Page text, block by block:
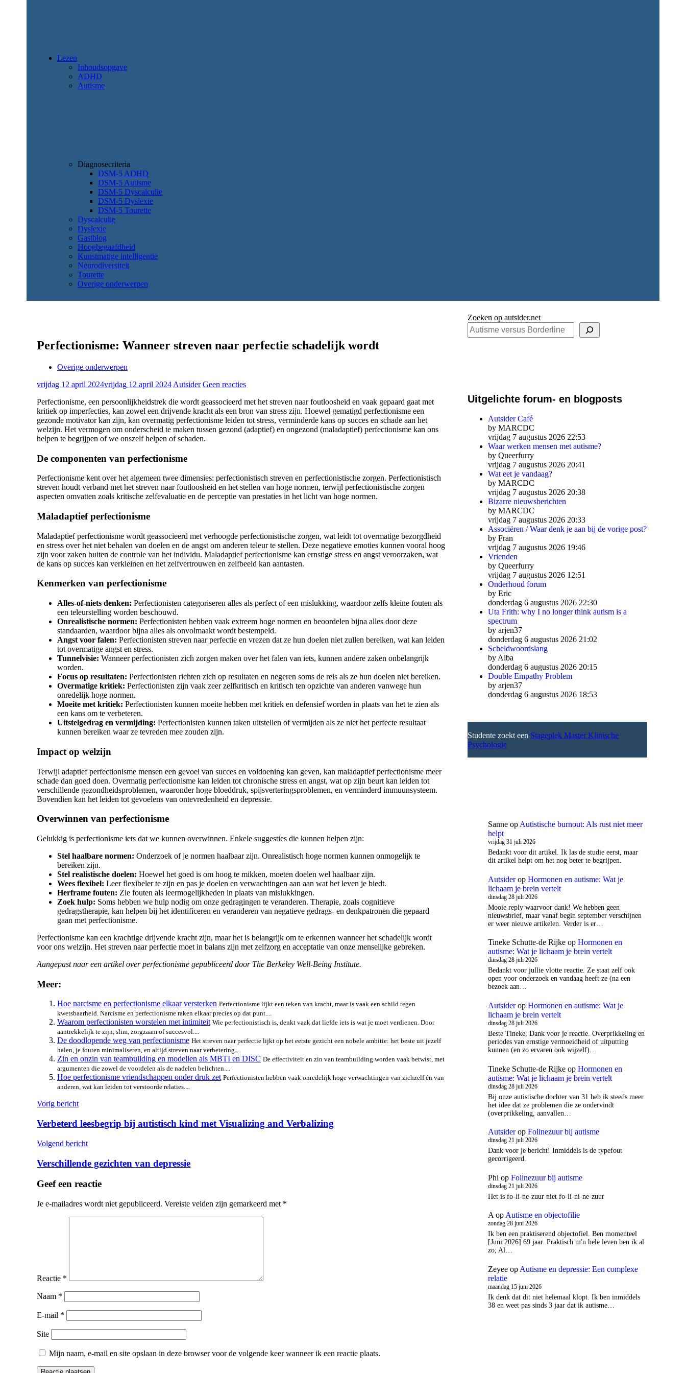
Lezen
Inhoudsopgave
ADHD
Autisme
Diagnosecriteria
DSM-5 ADHD
DSM-5 Autisme
DSM-5 Dyscalculie
DSM-5 Dyslexie
DSM-5 Tourette
Dyscalculie
Dyslexie
Gastblog
Hoogbegaafdheid
Kunstmatige intelligentie
Neurodiversiteit
Tourette
Overige onderwerpen
Perfectionisme: Wanneer streven naar perfectie schadelijk wordt
Overige onderwerpen
vrijdag 12 april 2024vrijdag 12 april 2024 Autsider Geen reacties
Perfectionisme, een persoonlijkheidstrek die wordt geassocieerd met het streven naar foutloosheid en vaak gepaard gaat met
kritiek op imperfecties, kan zowel een drijvende kracht als een bron van stress zijn. Hoewel gematigd perfectionisme een
gezonde motivator kan zijn, kan overmatig perfectionisme leiden tot stress, verminderde kans op succes en schade aan het
welzijn. Het vermogen om onderscheid te maken tussen gezond (adaptief) en ongezond (maladaptief) perfectionisme kan ons
helpen te begrijpen of we onszelf helpen of schaden.
De componenten van perfectionisme
Perfectionisme kent over het algemeen twee dimensies: perfectionistisch streven en perfectionistische zorgen. Perfectionistisch
streven houdt verband met het streven naar foutloosheid en het stellen van hoge normen, terwijl perfectionistische zorgen
aspecten omvatten zoals kritische zelfevaluatie en de perceptie van prestaties in het licht van hoge normen.
Maladaptief perfectionisme
Maladaptief perfectionisme wordt geassocieerd met verhoogde perfectionistische zorgen, wat leidt tot overmatige bezorgdheid
en stress over het niet behalen van doelen en de angst om anderen teleur te stellen. Deze negatieve emoties kunnen vooral hoog
zijn voor zaken buiten de controle van het individu. Maladaptief perfectionisme kan ernstige stress en angst veroorzaken, wat
de kans op succes kan verkleinen en het zelfvertrouwen en zelfbeeld kan aantasten.
Kenmerken van perfectionisme
Alles-of-niets denken: Perfectionisten categoriseren alles als perfect of een mislukking, waardoor zelfs kleine fouten als
een teleurstelling worden beschouwd.
Onrealistische normen: Perfectionisten hebben vaak extreem hoge normen en beoordelen bijna alles door deze
standaarden, waardoor bijna alles als onvolmaakt wordt bestempeld.
Angst voor falen: Perfectionisten streven naar perfectie en vrezen dat ze hun doelen niet zullen bereiken, wat kan leiden
tot overmatige angst en stress.
Tunnelvisie: Wanneer perfectionisten zich zorgen maken over het falen van iets, kunnen andere zaken onbelangrijk
worden.
Focus op resultaten: Perfectionisten richten zich op resultaten en negeren soms de reis als ze hun doelen niet bereiken.
Overmatige kritiek: Perfectionisten zijn vaak zeer zelfkritisch en kritisch ten opzichte van anderen vanwege hun
onredelijk hoge normen.
Moeite met kritiek: Perfectionisten kunnen moeite hebben met kritiek en defensief worden in plaats van het te zien als
een kans om te verbeteren.
Uitstelgedrag en vermijding: Perfectionisten kunnen taken uitstellen of vermijden als ze niet het perfecte resultaat
kunnen bereiken waar ze tevreden mee zouden zijn.
Impact op welzijn
Terwijl adaptief perfectionisme mensen een gevoel van succes en voldoening kan geven, kan maladaptief perfectionisme meer
schade dan goed doen. Overmatig perfectionisme kan leiden tot chronische stress en angst, wat op zijn beurt kan leiden tot
verschillende gezondheidsproblemen, waaronder hoge bloeddruk, spijsverteringsproblemen, en verminderd immuunsysteem.
Bovendien kan het leiden tot gevoelens van ontevredenheid en depressie.
Overwinnen van perfectionisme
Gelukkig is perfectionisme iets dat we kunnen overwinnen. Enkele suggesties die kunnen helpen zijn:
Stel haalbare normen: Onderzoek of je normen haalbaar zijn. Onrealistisch hoge normen kunnen onmogelijk te
bereiken zijn.
Stel realistische doelen: Hoewel het goed is om hoog te mikken, moeten doelen wel haalbaar zijn.
Wees flexibel: Leer flexibeler te zijn en pas je doelen en verwachtingen aan aan wat het leven je biedt.
Herframe fouten: Zie fouten als leermogelijkheden in plaats van mislukkingen.
Zoek hulp: Soms hebben we hulp nodig om onze gedragingen te veranderen. Therapie, zoals cognitieve
gedragstherapie, kan helpen bij het identificeren en veranderen van negatieve gedrags- en denkpatronen die gepaard
gaan met perfectionisme.
Perfectionisme kan een krachtige drijvende kracht zijn, maar het is belangrijk om te erkennen wanneer het schadelijk wordt
voor ons welzijn. Het streven naar perfectie moet in balans zijn met zelfzorg en acceptatie van onze menselijke gebreken.
Aangepast naar een artikel over perfectionisme gepubliceerd door The Berkeley Well-Being Institute.
Meer:
Hoe narcisme en perfectionisme elkaar versterken Perfectionisme lijkt een teken van kracht, maar is vaak een schild tegen
kwetsbaarheid. Narcisme en perfectionisme raken elkaar precies op dat punt....
Waarom perfectionisten worstelen met intimiteit Wie perfectionistisch is, denkt vaak dat liefde iets is wat je moet verdienen. Door
aantrekkelijk te zijn, slim, zorgzaam of succesvol....
De doodlopende weg van perfectionisme Het streven naar perfectie lijkt op het eerste gezicht een nobele ambitie: het beste uit jezelf
halen, je fouten minimaliseren, en altijd streven naar verbetering....
Zin en onzin van teambuilding en modellen als MBTI en DISC De effectiviteit en zin van teambuilding worden vaak betwist, met
argumenten die zowel de voordelen als de nadelen belichten....
Hoe perfectionisme vriendschappen onder druk zet Perfectionisten hebben vaak onredelijk hoge verwachtingen van zichzelf én van
anderen, wat kan leiden tot verstoorde relaties....
Bericht
navigatie
Vorig bericht
Verbeterd leesbegrip bij autistisch kind met Visualizing and Verbalizing
Volgend bericht
Verschillende gezichten van depressie
Geef een reactie
Je e-mailadres wordt niet gepubliceerd. Vereiste velden zijn gemarkeerd met *
Reactie *
Naam *
E-mail *
Site
Mijn naam, e-mail en site opslaan in deze browser voor de volgende keer wanneer ik een reactie plaats.
Zoeken op autsider.net
Uitgelichte forum- en blogposts
Autsider Café
by MARCDC
vrijdag 7 augustus 2026 22:53
Waar werken mensen met autisme?
by Queerfurry
vrijdag 7 augustus 2026 20:41
Wat eet je vandaag?
by MARCDC
vrijdag 7 augustus 2026 20:38
Bizarre nieuwsberichten
by MARCDC
vrijdag 7 augustus 2026 20:33
Associëren / Waar denk je aan bij de vorige post?
by Fran
vrijdag 7 augustus 2026 19:46
Vrienden
by Queerfurry
vrijdag 7 augustus 2026 12:51
Onderhoud forum
by Eric
donderdag 6 augustus 2026 22:30
Uta Frith: why I no longer think autism is a
spectrum
by arjen37
donderdag 6 augustus 2026 21:02
Scheldwoordslang
by Alba
donderdag 6 augustus 2026 20:15
Double Empathy Problem
by arjen37
donderdag 6 augustus 2026 18:53
Studente zoekt een Stageplek Master Klinische
Psychologie
Sanne op Autistische burnout: Als rust niet meer
helpt
vrijdag 31 juli 2026
Bedankt voor dit artikel. Ik las de studie eerst, maar
dit artikel helpt om het nog beter te begrijpen.
Autsiderop Hormonen en autisme: Wat je
lichaam je brein vertelt
dinsdag 28 juli 2026
Mooie reply waarvoor dank! We hebben geen
nieuwsbrief, maar vanaf begin september verschijnen
er weer nieuwe artikelen. Verder is er…
Tineke Schutte-de Rijke op Hormonen en
autisme: Wat je lichaam je brein vertelt
dinsdag 28 juli 2026
Bedankt voor jullie vlotte reactie. Ze staat zelf ook
open voor onderzoek en vandaag heeft ze (na een
bezoek aan…
Autsiderop Hormonen en autisme: Wat je
lichaam je brein vertelt
dinsdag 28 juli 2026
Beste Tineke, Dank voor je reactie. Overprikkeling en
periodes van ernstige vermoeidheid of uitputting
kunnen (en zo ervaren ook wijzelf)…
Tineke Schutte-de Rijke op Hormonen en
autisme: Wat je lichaam je brein vertelt
dinsdag 28 juli 2026
Bij onze autistische dochter van 31 heb ik steeds meer
het idee dat ze problemen die ze ondervindt
(overprikkeling, aanvallen…
Autsiderop Folinezuur bij autisme
dinsdag 21 juli 2026
Dank voor je bericht! Inmiddels is de typefout
gecorrigeerd.
Phi op Folinezuur bij autisme
dinsdag 21 juli 2026
Het is fo-li-ne-zuur niet fo-li-ni-ne-zuur
A op Autisme en objectofilie
zondag 28 juni 2026
Ik ben een praktiserend objectofiel. Ben momenteel
[Juni 2026] 69 jaar. Praktisch m'n hele leven ben ik al
zo; Al…
Zeyee op Autisme en depressie: Een complexe
relatie
maandag 15 juni 2026
Ik denk dat dit niet helemaal klopt. Ik ben inmiddels
38 en weet pas sinds 3 jaar dat ik autisme…